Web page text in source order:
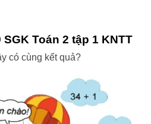
Toán 2 tập 1 KNTT
có cùng kết quả?